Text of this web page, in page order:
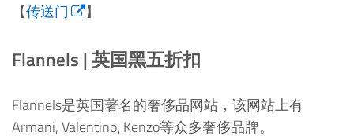
【传送门 】
Flannels | 英国黑五折扣
Flannels是英国著名的奢侈品网站，该网站上有
Armani, Valentino, Kenzo等众多奢侈品牌。